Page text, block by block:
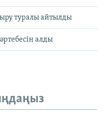
туралы айтылды
алды